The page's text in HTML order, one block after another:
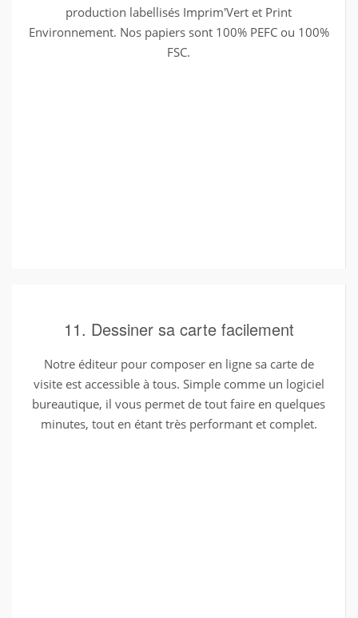
production labellisés Imprim'Vert et Print
Environnement. Nos papiers sont 100% PEFC ou 100%
FSC.
11. Dessiner sa carte facilement
Notre éditeur pour composer en ligne sa carte de
visite est accessible à tous. Simple comme un logiciel
bureautique, il vous permet de tout faire en quelques
minutes, tout en étant très performant et complet.